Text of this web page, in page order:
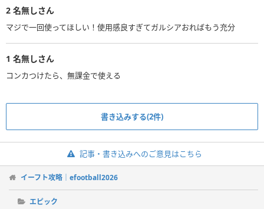
2 名無しさん
マジで一回使ってほしい！使用感良すぎてガルシアおればもう充分
1 名無しさん
コンカつけたら、無課金で使える
書き込みする(2件)
記事・書き込みへのご意見はこちら
イーフト攻略｜efootball2026
エピック